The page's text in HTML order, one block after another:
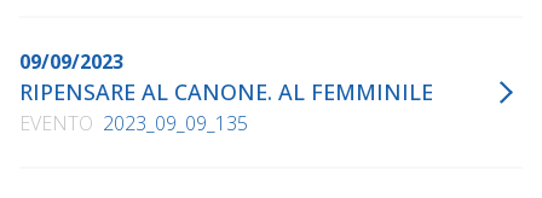
Nessunə è normale , UTET, 2025
09/09/2023
RIPENSARE AL CANONE. AL FEMMINILE
EVENTO 2023_09_09_135